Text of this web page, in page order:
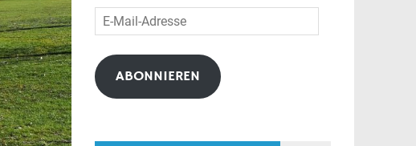
E-
Mail-
Adresse
ABONNIEREN